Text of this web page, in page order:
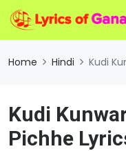
Home Hindi Kudi
Kudi
Pichhe